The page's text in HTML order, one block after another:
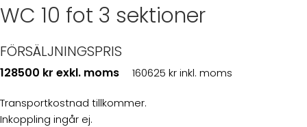
WC 10 fot 3 sektioner
FÖRSÄLJNINGSPRIS
128500 kr exkl. moms 160625 kr inkl. moms
Transportkostnad tillkommer.
Inkoppling ingår ej.